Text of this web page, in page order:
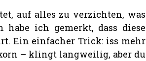
auf alles zu verzichten, was
habe ich gemerkt, dass diese
Ein einfacher Trick: iss mehr
– klingt langweilig, aber du